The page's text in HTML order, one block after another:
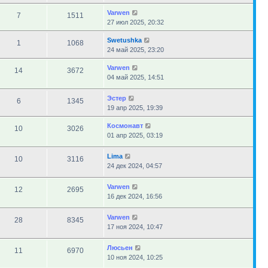
7 1511
Varwen
27 июл 2025, 20:32
1 1068
Swetushka
24 май 2025, 23:20
14 3672
Varwen
04 май 2025, 14:51
6 1345
Эстер
19 апр 2025, 19:39
10 3026
Космонавт
01 апр 2025, 03:19
10 3116
Lima
24 дек 2024, 04:57
12 2695
Varwen
16 дек 2024, 16:56
28 8345
Varwen
17 ноя 2024, 10:47
11 6970
Люсьен
10 ноя 2024, 10:25